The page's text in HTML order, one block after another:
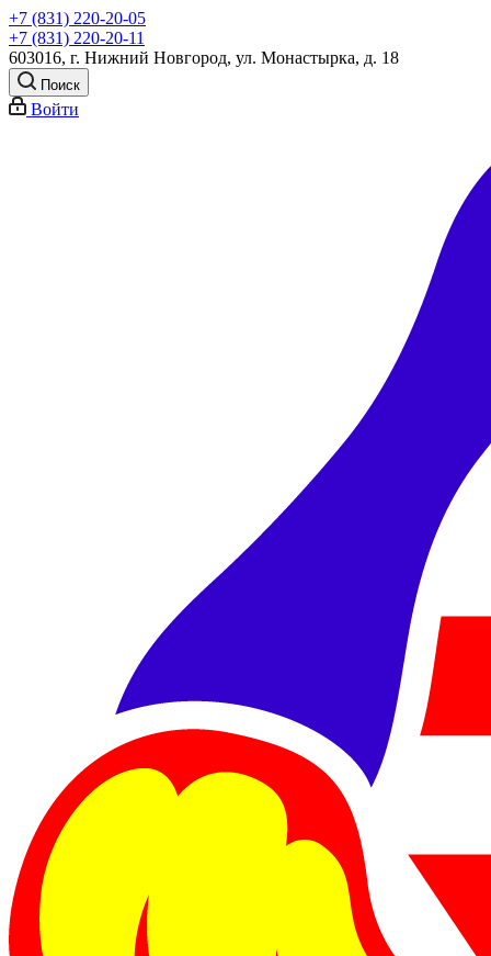
+7 (831) 220-20-05
+7 (831) 220-20-11
603016, г. Нижний Новгород, ул. Монастырка, д. 18
Поиск
Войти